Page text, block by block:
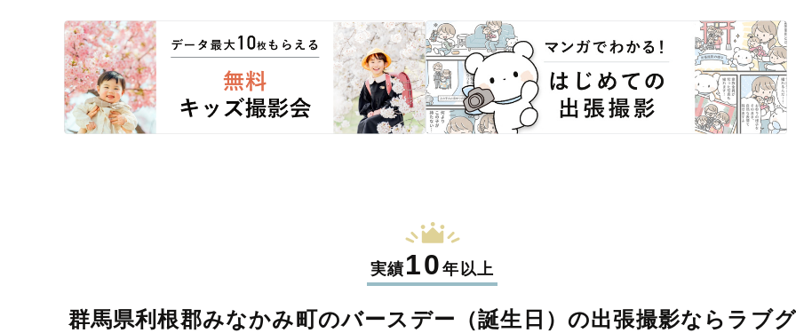
実績10年以上
群馬県利根郡みなかみ町のバースデー（誕生日）の出張撮影なら ラブグ